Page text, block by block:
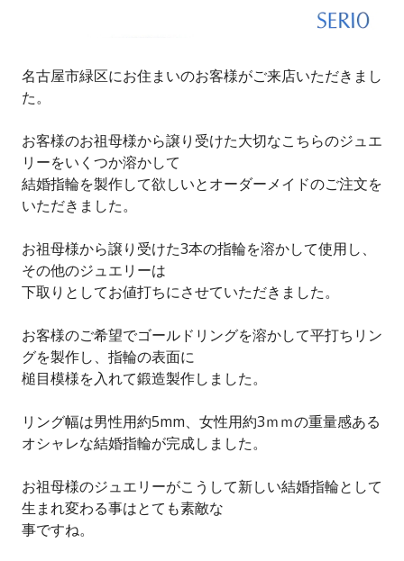
名古屋市緑区にお住まいのお客様がご来店いただきまし
た。
お客様のお祖母様から譲り受けた大切なこちらのジュエ
リーをいくつか溶かして
結婚指輪を製作して欲しいとオーダーメイドのご注文を
いただきました。
お祖母様から譲り受けた3本の指輪を溶かして使用し、
その他のジュエリーは
下取りとしてお値打ちにさせていただきました。
お客様のご希望でゴールドリングを溶かして平打ちリン
グを製作し、指輪の表面に
槌目模様を入れて鍛造製作しました。
リング幅は男性用約5mm、女性用約3ｍｍの重量感ある
オシャレな結婚指輪が完成しました。
お祖母様のジュエリーがこうして新しい結婚指輪として
生まれ変わる事はとても素敵な
事ですね。